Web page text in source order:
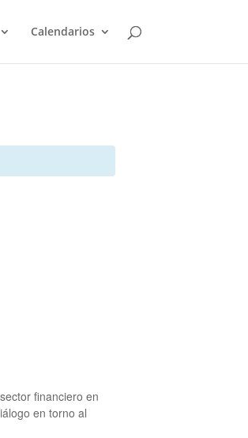
Calendarios
financiero en
en torno al